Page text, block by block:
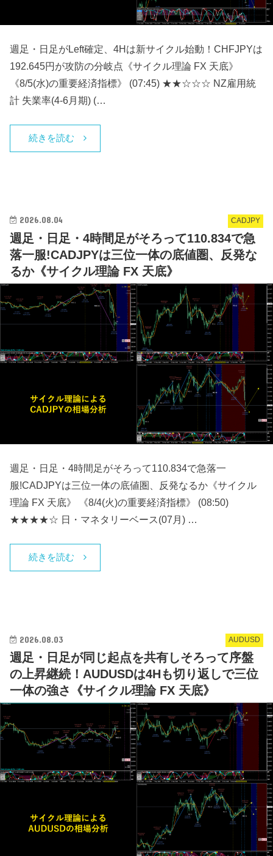
週足・日足がLeft確定、4Hは新サイクル始動！CHFJPYは
192.645円が攻防の分岐点《サイクル理論 FX 天底》
《8/5(水)の重要経済指標》 (07:45) ★★☆☆☆ NZ雇用統
計 失業率(4-6月期) (…
続きを読む
2026.08.04 CADJPY
週足・日足・4時間足がそろって110.834で急
落一服!CADJPYは三位一体の底値圏、反発な
るか《サイクル理論 FX 天底》
週足・日足・4時間足がそろって110.834で急落一
服!CADJPYは三位一体の底値圏、反発なるか《サイクル
理論 FX 天底》 《8/4(火)の重要経済指標》 (08:50)
★★★★☆ 日・マネタリーベース(07月) …
続きを読む
2026.08.03 AUDUSD
週足・日足が同じ起点を共有しそろって序盤
の上昇継続！AUDUSDは4Hも切り返しで三位
一体の強さ《サイクル理論 FX 天底》